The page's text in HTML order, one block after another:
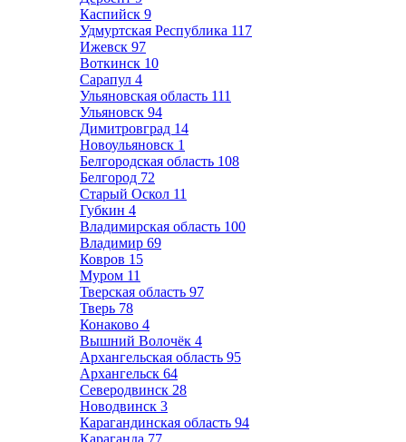
Каспийск 9
Удмуртская Республика 117
Ижевск 97
Воткинск 10
Сарапул 4
Ульяновская область 111
Ульяновск 94
Димитровград 14
Новоульяновск 1
Белгородская область 108
Белгород 72
Старый Оскол 11
Губкин 4
Владимирская область 100
Владимир 69
Ковров 15
Муром 11
Тверская область 97
Тверь 78
Конаково 4
Вышний Волочёк 4
Архангельская область 95
Архангельск 64
Северодвинск 28
Новодвинск 3
Карагандинская область 94
Караганда 77